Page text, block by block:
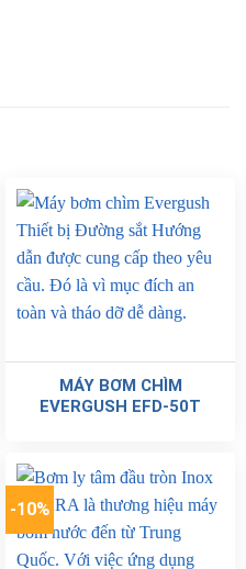
MÁY BƠM CHÌM
EVERGUSH EFD-50T
-10%